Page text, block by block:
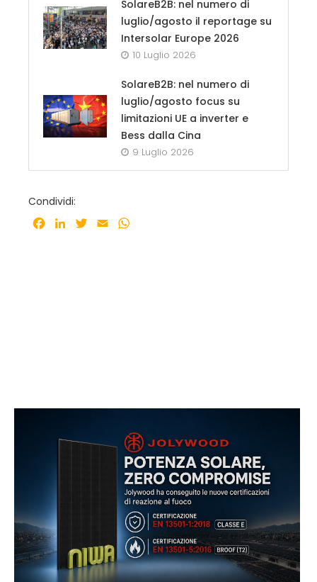
SolareB2B: nel numero di
luglio/agosto il reportage su
Intersolar Europe 2026
10 Luglio 2026
SolareB2B: nel numero di
luglio/agosto focus su
limitazioni UE a inverter e
Bess dalla Cina
9 Luglio 2026
Condividi:
Facebook
LinkedInTwitter
Email